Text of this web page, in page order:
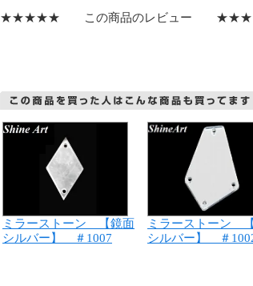
★★★★★ この商品のレビュー
ミラーストーン 【鏡面
シルバー】 ＃1007
ミラーストーン
シルバー】 ＃